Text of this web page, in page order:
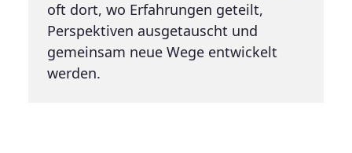
oft dort, wo Erfahrungen geteilt,
Perspektiven ausgetauscht und
gemeinsam neue Wege entwickelt
werden.